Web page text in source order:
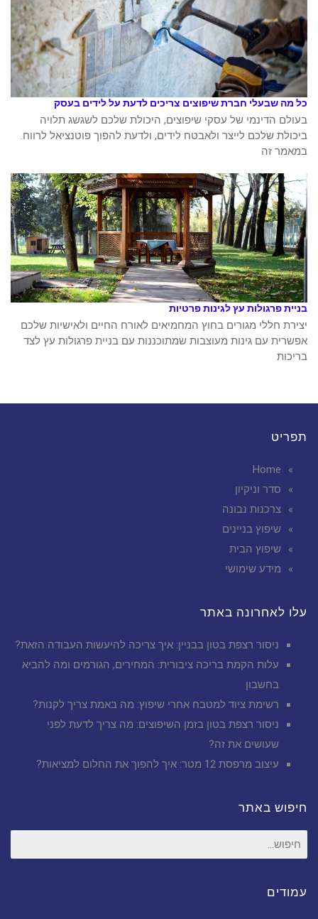
כל מה שבעלי חברת שיפוצים צריכים לדעת על לידים בעסק
בעולם הדינמי של עסקי שיפוצים, היכולת שלכם לשגשג תלויה
ביכולת שלכם לייצר ולאבטח לידים, ולדעת להפוך פוטנציאל לרווח.
במאמר זה
בניית פרגולות עץ לגינות פרטיות
יצירת חללי מגורים בחוץ המחמיאים לאורח החיים ולאישיות שלכם
אפשרית עם גינות מעוצבות שמתוכננות עם בניית פרגולות עץ לצד
בריכות
תפריט
Home
סדר וניקיון
צרכנות נבונה
שיפוץ בניינים
שיפוץ הבית
מידע שימושי
עלו לאחרונה באתר
ניסור רצפת בטון בבניין: איך צריכה להיעשות העבודה הזאת?
עלות הקמת בריכה ציבורית: המחירים, הגורמים ומה להביא
בחשבון
רשימת ציוד למטבח אחרי שיפוץ: מה באמת צריך לקנות?
ניסור רצפת בטון בזמן השיפוצים: מה צריך לדעת לפני
שעושים את זה?
עיצוב מרפסת 12 מטר: איך להפוך את החלום למציאות?
חיפוש באתר
חיפוש
עבור:
עמודים